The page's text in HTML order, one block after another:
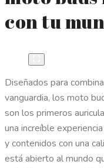
con tu
Diseñados para
vanguardia, los moto
son los primeros
una increíble
y contenidos con una
está abierto al mundo